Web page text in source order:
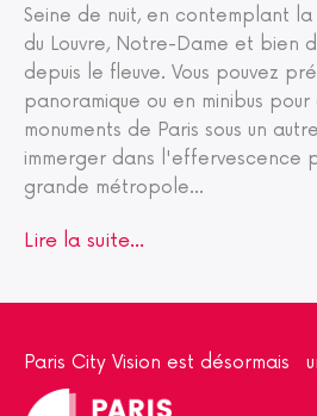
Seine de nuit, en contemplant la
du Louvre, Notre-Dame et bien
depuis le fleuve. Vous pouvez
panoramique ou en minibus
monuments de Paris sous un
immerger dans l'effervescence
grande métropole...
Lire la suite...
Paris City Vision est désormais